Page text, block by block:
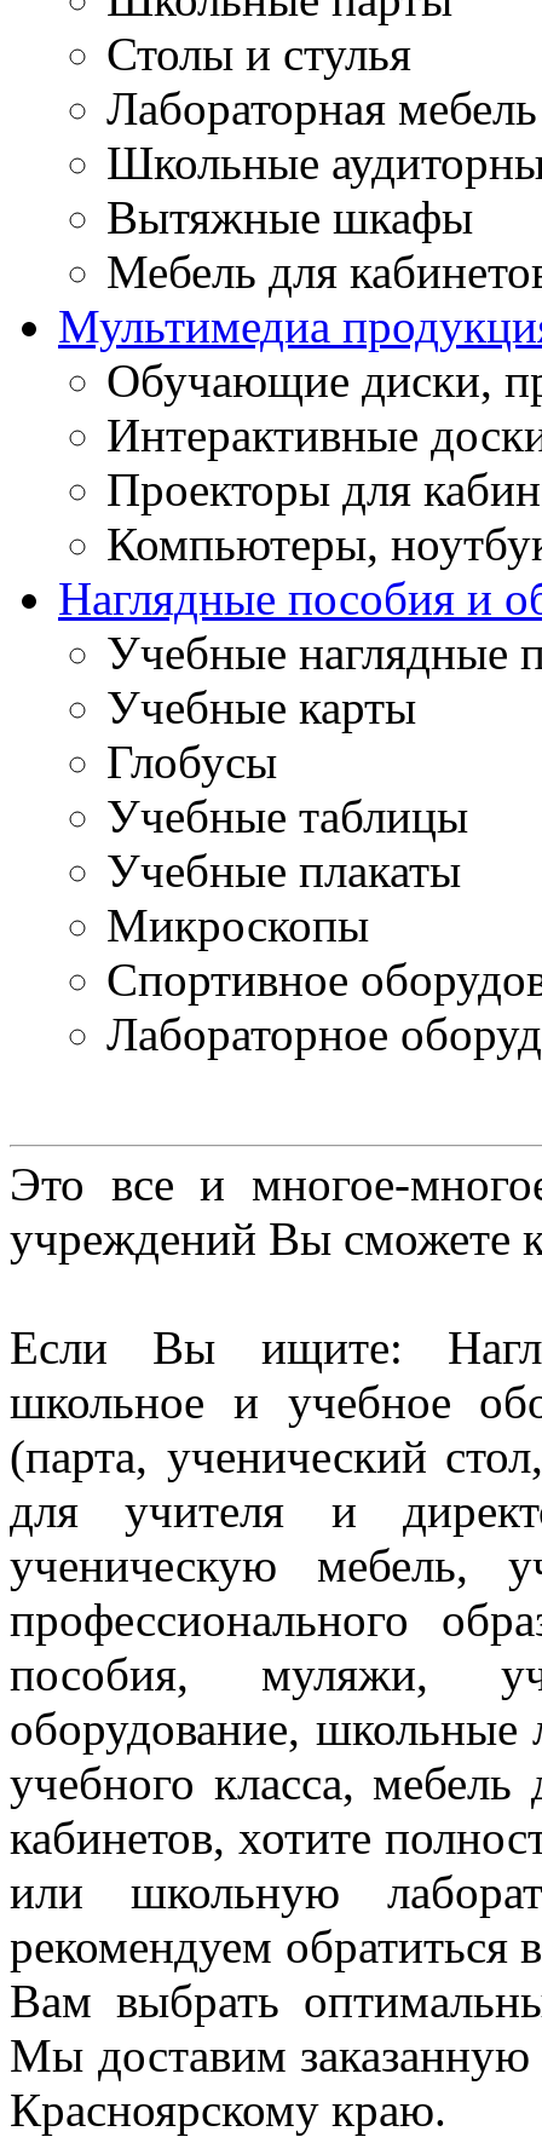
Столы и стулья
Лабораторная мебель
Школьные
Вытяжные шкафы
Мебель для
Мультимедиа
Обучающие диски,
Интерактивные
Проекторы для
Компьютеры,
Наглядные пособия и
Учебные наглядные
Учебные карты
Глобусы
Учебные таблицы
Учебные плакаты
Микроскопы
Спортивное
Лабораторное
Это все и многое-
учреждений Вы сможете
Если Вы ищите:
школьное и учебное
(парта, ученический
для учителя и
ученическую мебель,
профессионального
пособия, муляжи,
оборудование, школьные
учебного класса,
кабинетов, хотите
или школьную
рекомендуем
Вам выбрать
Мы доставим
Красноярскому краю.